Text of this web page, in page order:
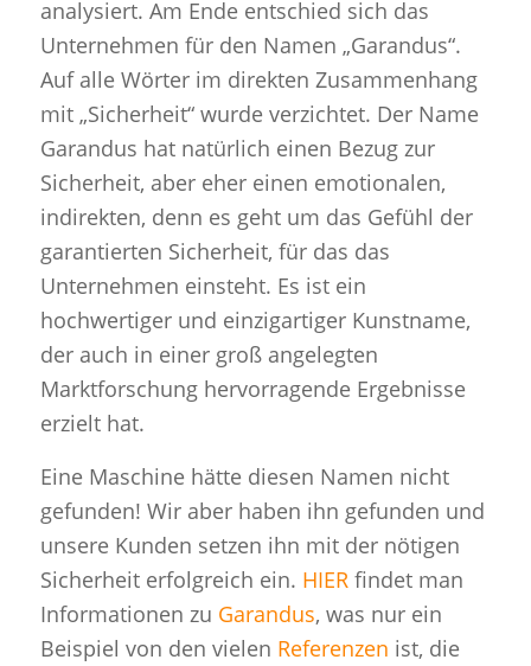
analysiert. Am Ende entschied sich das
Unternehmen für den Namen „Garandus“.
Auf alle Wörter im direkten Zusammenhang
mit „Sicherheit“ wurde verzichtet. Der Name
Garandus hat natürlich einen Bezug zur
Sicherheit, aber eher einen emotionalen,
indirekten, denn es geht um das Gefühl der
garantierten Sicherheit, für das das
Unternehmen einsteht. Es ist ein
hochwertiger und einzigartiger Kunstname,
der auch in einer groß angelegten
Marktforschung hervorragende Ergebnisse
erzielt hat.
Eine Maschine hätte diesen Namen nicht
gefunden! Wir aber haben ihn gefunden und
unsere Kunden setzen ihn mit der nötigen
Sicherheit erfolgreich ein. HIER findet man
Informationen zu Garandus, was nur ein
Beispiel von den vielen Referenzen ist, die